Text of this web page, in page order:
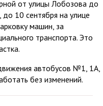
от улицы Лобозова до
10 сентября на улице
машин, за
транспорта. Это
автобусов №1, 1А,
без изменений.